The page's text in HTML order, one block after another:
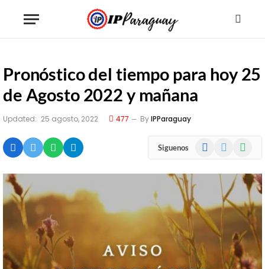
Pronóstico del tiempo para hoy 25
de Agosto 2022 y mañana
Updated: 25 agosto, 2022 477 ByIPParaguay
Siguenos Facebook